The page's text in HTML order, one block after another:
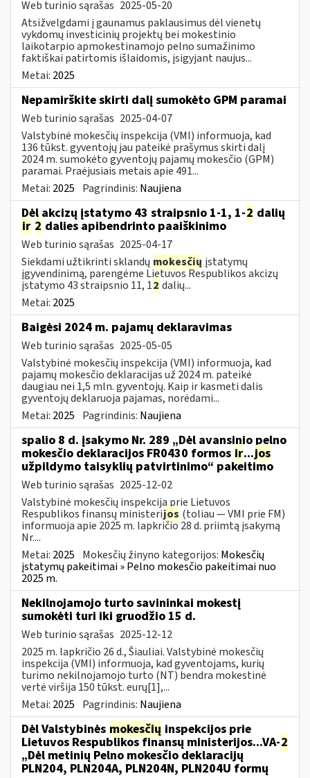
Web turinio sąrašas 2025-05-20
Atsižvelgdami į gaunamus paklausimus dėl vienetų
vykdomų investicinių projektų bei mokestinio
laikotarpio apmokestinamojo pelno sumažinimo
faktiškai patirtomis išlaidomis, įsigyjant naujus...
Metai: 2025
Nepamirškite skirti dalį sumokėto GPM paramai
Web turinio sąrašas 2025-04-07
Valstybinė mokesčių inspekcija (VMI) informuoja, kad
136 tūkst. gyventojų jau pateikė prašymus skirti dalį
2024 m. sumokėto gyventojų pajamų mokesčio (GPM)
paramai. Praėjusiais metais apie 491...
Metai: 2025 Pagrindinis: Naujiena
Dėl akcizų įstatymo 43 straipsnio 1-1, 1-2 dalių
ir 2 dalies apibendrinto paaiškinimo
Web turinio sąrašas 2025-04-17
Siekdami užtikrinti sklandų mokesčių įstatymų
įgyvendinimą, parengėme Lietuvos Respublikos akcizų
įstatymo 43 straipsnio 11, 12 dalių...
Metai: 2025
Baigėsi 2024 m. pajamų deklaravimas
Web turinio sąrašas 2025-05-05
Valstybinė mokesčių inspekcija (VMI) informuoja, kad
pajamų mokesčio deklaracijas už 2024 m. pateikė
daugiau nei 1,5 mln. gyventojų. Kaip ir kasmeti dalis
gyventojų deklaruoja pajamas, norėdami...
Metai: 2025 Pagrindinis: Naujiena
spalio 8 d. įsakymo Nr. 289 „Dėl avansinio pelno
mokesčio deklaracijos FR0430 formos ir...jos
užpildymo taisyklių patvirtinimo“ pakeitimo
Web turinio sąrašas 2025-12-02
Valstybinė mokesčių inspekcija prie Lietuvos
Respublikos finansų ministerijos (toliau — VMI prie FM)
informuoja apie 2025 m. lapkričio 28 d. priimtą įsakymą
Nr....
Metai: 2025 Mokesčių žinyno kategorijos: Mokesčių
įstatymų pakeitimai » Pelno mokesčio pakeitimai nuo
2025 m.
Nekilnojamojo turto savininkai mokestį
sumokėti turi iki gruodžio 15 d.
Web turinio sąrašas 2025-12-12
2025 m. lapkričio 26 d., Šiauliai. Valstybinė mokesčių
inspekcija (VMI) informuoja, kad gyventojams, kurių
turimo nekilnojamojo turto (NT) bendra mokestinė
vertė viršija 150 tūkst. eurų[1],...
Metai: 2025 Pagrindinis: Naujiena
Dėl Valstybinės mokesčių inspekcijos prie
Lietuvos Respublikos finansų ministerijos...VA-2
„Dėl metinių Pelno mokesčio deklaracijų
PLN204, PLN204A, PLN204N, PLN204U formų